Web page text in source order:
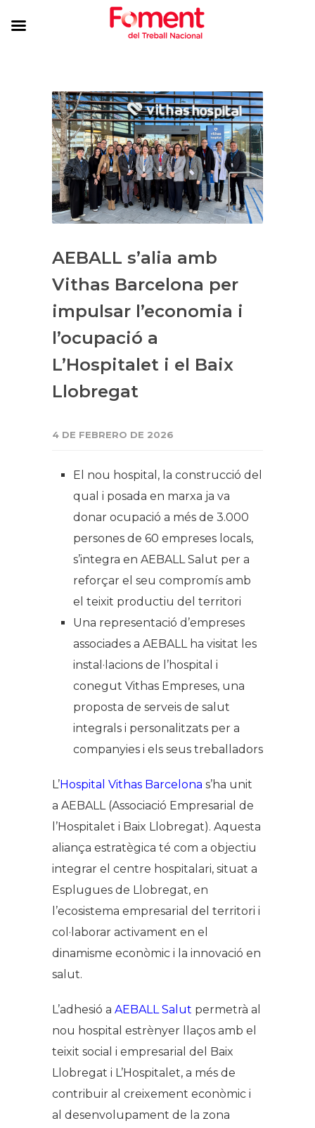
AEBALL s’alia amb
Vithas Barcelona per
impulsar l’economia i
l’ocupació a
L’Hospitalet i el Baix
Llobregat
4 DE FEBRERO DE 2026
El nou hospital, la construcció del
qual i posada en marxa ja va
donar ocupació a més de 3.000
persones de 60 empreses locals,
s’integra en AEBALL Salut per a
reforçar el seu compromís amb
el teixit productiu del territori
Una representació d’empreses
associades a AEBALL ha visitat les
instal·lacions de l’hospital i
conegut Vithas Empreses, una
proposta de serveis de salut
integrals i personalitzats per a
companyies i els seus treballadors
L’Hospital Vithas Barcelona s’ha unit
a AEBALL (Associació Empresarial de
l’Hospitalet i Baix Llobregat). Aquesta
aliança estratègica té com a objectiu
integrar el centre hospitalari, situat a
Esplugues de Llobregat, en
l’ecosistema empresarial del territori i
col·laborar activament en el
dinamisme econòmic i la innovació en
salut.
L’adhesió a AEBALL Salut permetrà al
nou hospital estrènyer llaços amb el
teixit social i empresarial del Baix
Llobregat i L’Hospitalet, a més de
contribuir al creixement econòmic i
al desenvolupament de la zona